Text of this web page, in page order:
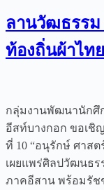
ลานวัฒธรรม
ท้องถิ่นผ้าไทย
กลุ่มงานพัฒนานักศึ
อีสท์บางกอก ขอเชิ
ที่ 10 “อนุรักษ์ ศาส
เผยแพร่ศิลปวัฒนธร
ภาคอีสาน พร้อมรัช